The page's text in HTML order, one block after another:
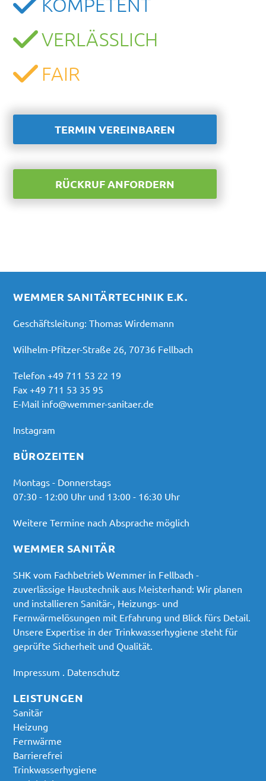
KOMPETENT
VERLÄSSLICH
FAIR
TERMIN VEREINBAREN
RÜCKRUF ANFORDERN
WEMMER SANITÄRTECHNIK E.K.
Geschäftsleitung: Thomas Wirdemann
Wilhelm-Pfitzer-Straße 26, 70736 Fellbach
Telefon+49 711 53 22 19
Fax +49 711 53 35 95
E-Mail info@wemmer-sanitaer.de
Instagram
BÜROZEITEN
Montags - Donnerstags
07:30 - 12:00 Uhr und 13:00 - 16:30 Uhr
Weitere Termine nach Absprache möglich
WEMMER SANITÄR
SHK vom Fachbetrieb Wemmer in Fellbach -
zuverlässige Haustechnik aus Meisterhand: Wir planen
und installieren Sanitär-, Heizungs- und
Fernwärmelösungen mit Erfahrung und Blick fürs Detail.
Unsere Expertise in der Trinkwasserhygiene steht für
geprüfte Sicherheit und Qualität.
Impressum Datenschutz
LEISTUNGEN
Sanitär
Heizung
Fernwärme
Barrierefrei
Trinkwasserhygiene